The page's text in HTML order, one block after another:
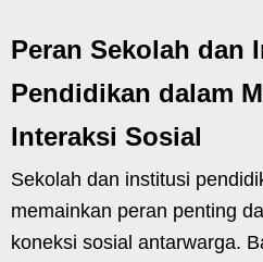
Peran Sekolah dan
Pendidikan dalam
Interaksi Sosial
Sekolah dan institusi
memainkan peran penting
koneksi sosial antarwarga.